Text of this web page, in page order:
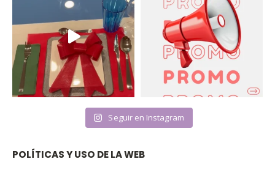
Seguir en Instagram
POLÍTICAS Y USO DE LA WEB